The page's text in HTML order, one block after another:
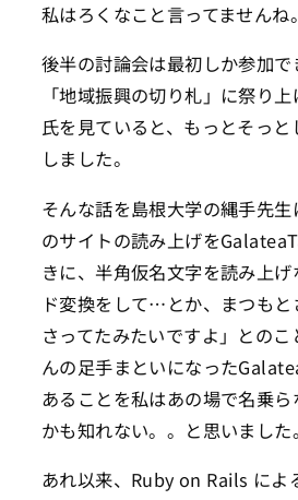
私はろくなこと言ってませんね
後半の討論会は最初しか参加
「地域振興の切り札」に祭り
氏を見ていると、もっとそっ
しました。
そんな話を島根大学の縄手先
のサイトの読み上げを
きに、半角仮名文字を読み上
ド変換をして…とか、まつも
さってたみたいですよ」との
んの足手まといになった
あることを私はあの場で名乗
かも知れない。。と思いました。
あれ以来、Ruby on Rails によ